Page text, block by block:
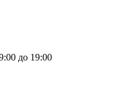
до 19:00